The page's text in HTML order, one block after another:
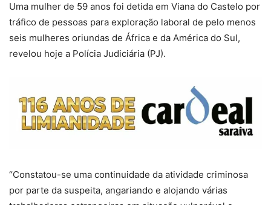
Uma mulher de 59 anos foi detida em Viana do Castelo por
tráfico de pessoas para exploração laboral de pelo menos
seis mulheres oriundas de África e da América do Sul,
revelou hoje a Polícia Judiciária (PJ).
“Constatou-se uma continuidade da atividade criminosa
por parte da suspeita, angariando e alojando várias